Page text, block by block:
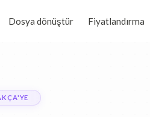
Dosya dönüştür Fiyatlandırma